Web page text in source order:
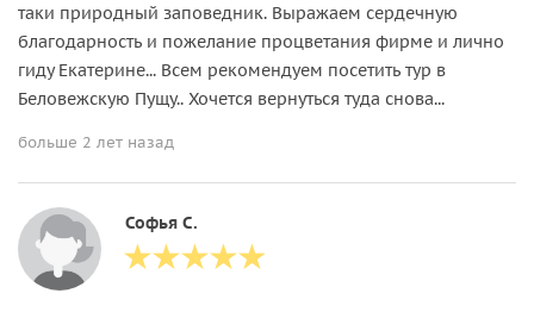
таки природный заповедник. Выражаем сердечную
благодарность и пожелание процветания фирме и лично
гиду Екатерине... Всем рекомендуем посетить тур в
Беловежскую Пущу.. Хочется вернуться туда снова...
больше 2 лет назад
Софья С.